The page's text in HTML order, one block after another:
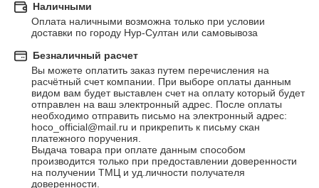
Наличными
Оплата наличными возможна только при условии
доставки по городу Нур-Султан или самовывоза
Безналичный расчет
Вы можете оплатить заказ путем перечисления на
расчётный счет компании. При выборе оплаты данным
видом вам будет выставлен счет на оплату который будет
отправлен на ваш электронный адрес. После оплаты
необходимо отправить письмо на электронный адрес:
hoco_official@mail.ru и прикрепить к письму скан
платежного поручения.
Выдача товара при оплате данным способом
производится только при предоставлении доверенности
на получении ТМЦ и уд.личности получателя
доверенности.